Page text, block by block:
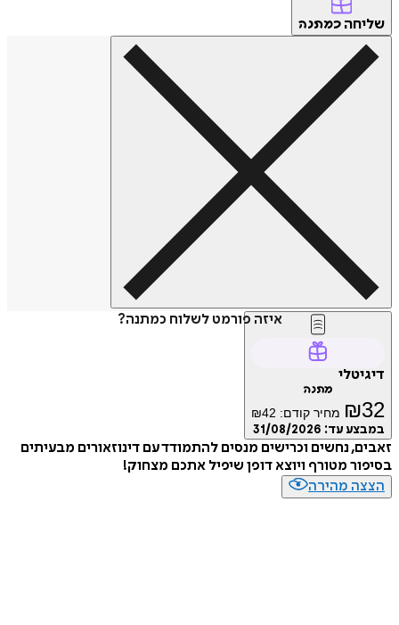
שליחה כמתנה
איזה פורמט לשלוח כמתנה?
דיגיטלי
מתנה
₪32 מחיר קודם: ₪42
במבצע עד: 31/08/2026
זאבים, נחשים וכרישים מנסים להתמודד עם דינוזאורים מבעיתים
בסיפור מטורף ויוצא דופן שיפיל אתכם מצחוק!
הצצה מהירה